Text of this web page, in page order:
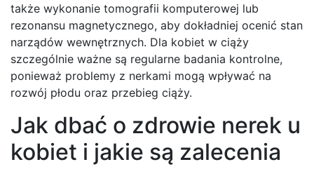
także wykonanie tomografii komputerowej lub
rezonansu magnetycznego, aby dokładniej ocenić stan
narządów wewnętrznych. Dla kobiet w ciąży
szczególnie ważne są regularne badania kontrolne,
ponieważ problemy z nerkami mogą wpływać na
rozwój płodu oraz przebieg ciąży.
Jak dbać o zdrowie nerek u
kobiet i jakie są zalecenia